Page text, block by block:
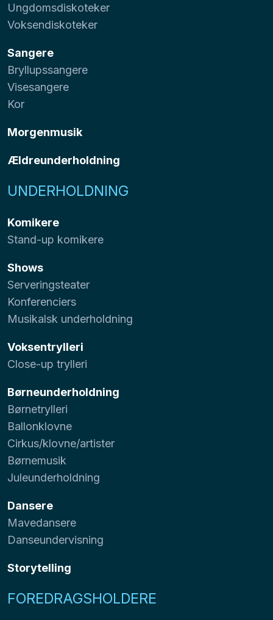
Ungdomsdiskoteker
Voksendiskoteker
Sangere
Bryllupssangere
Visesangere
Kor
Morgenmusik
Ældreunderholdning
UNDERHOLDNING
Komikere
Stand-up komikere
Shows
Serveringsteater
Konferenciers
Musikalsk underholdning
Voksentrylleri
Close-up trylleri
Børneunderholdning
Børnetrylleri
Ballonklovne
Cirkus/klovne/artister
Børnemusik
Juleunderholdning
Dansere
Mavedansere
Danseundervisning
Storytelling
FOREDRAGSHOLDERE